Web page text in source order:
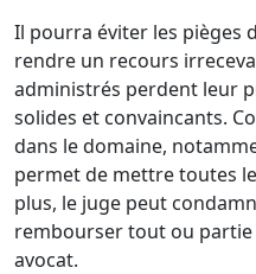
Il pourra éviter les pièges
rendre un recours
administrés perdent leur
solides et convaincants.
dans le domaine,
permet de mettre toutes
plus, le juge peut
rembourser tout ou
avocat.